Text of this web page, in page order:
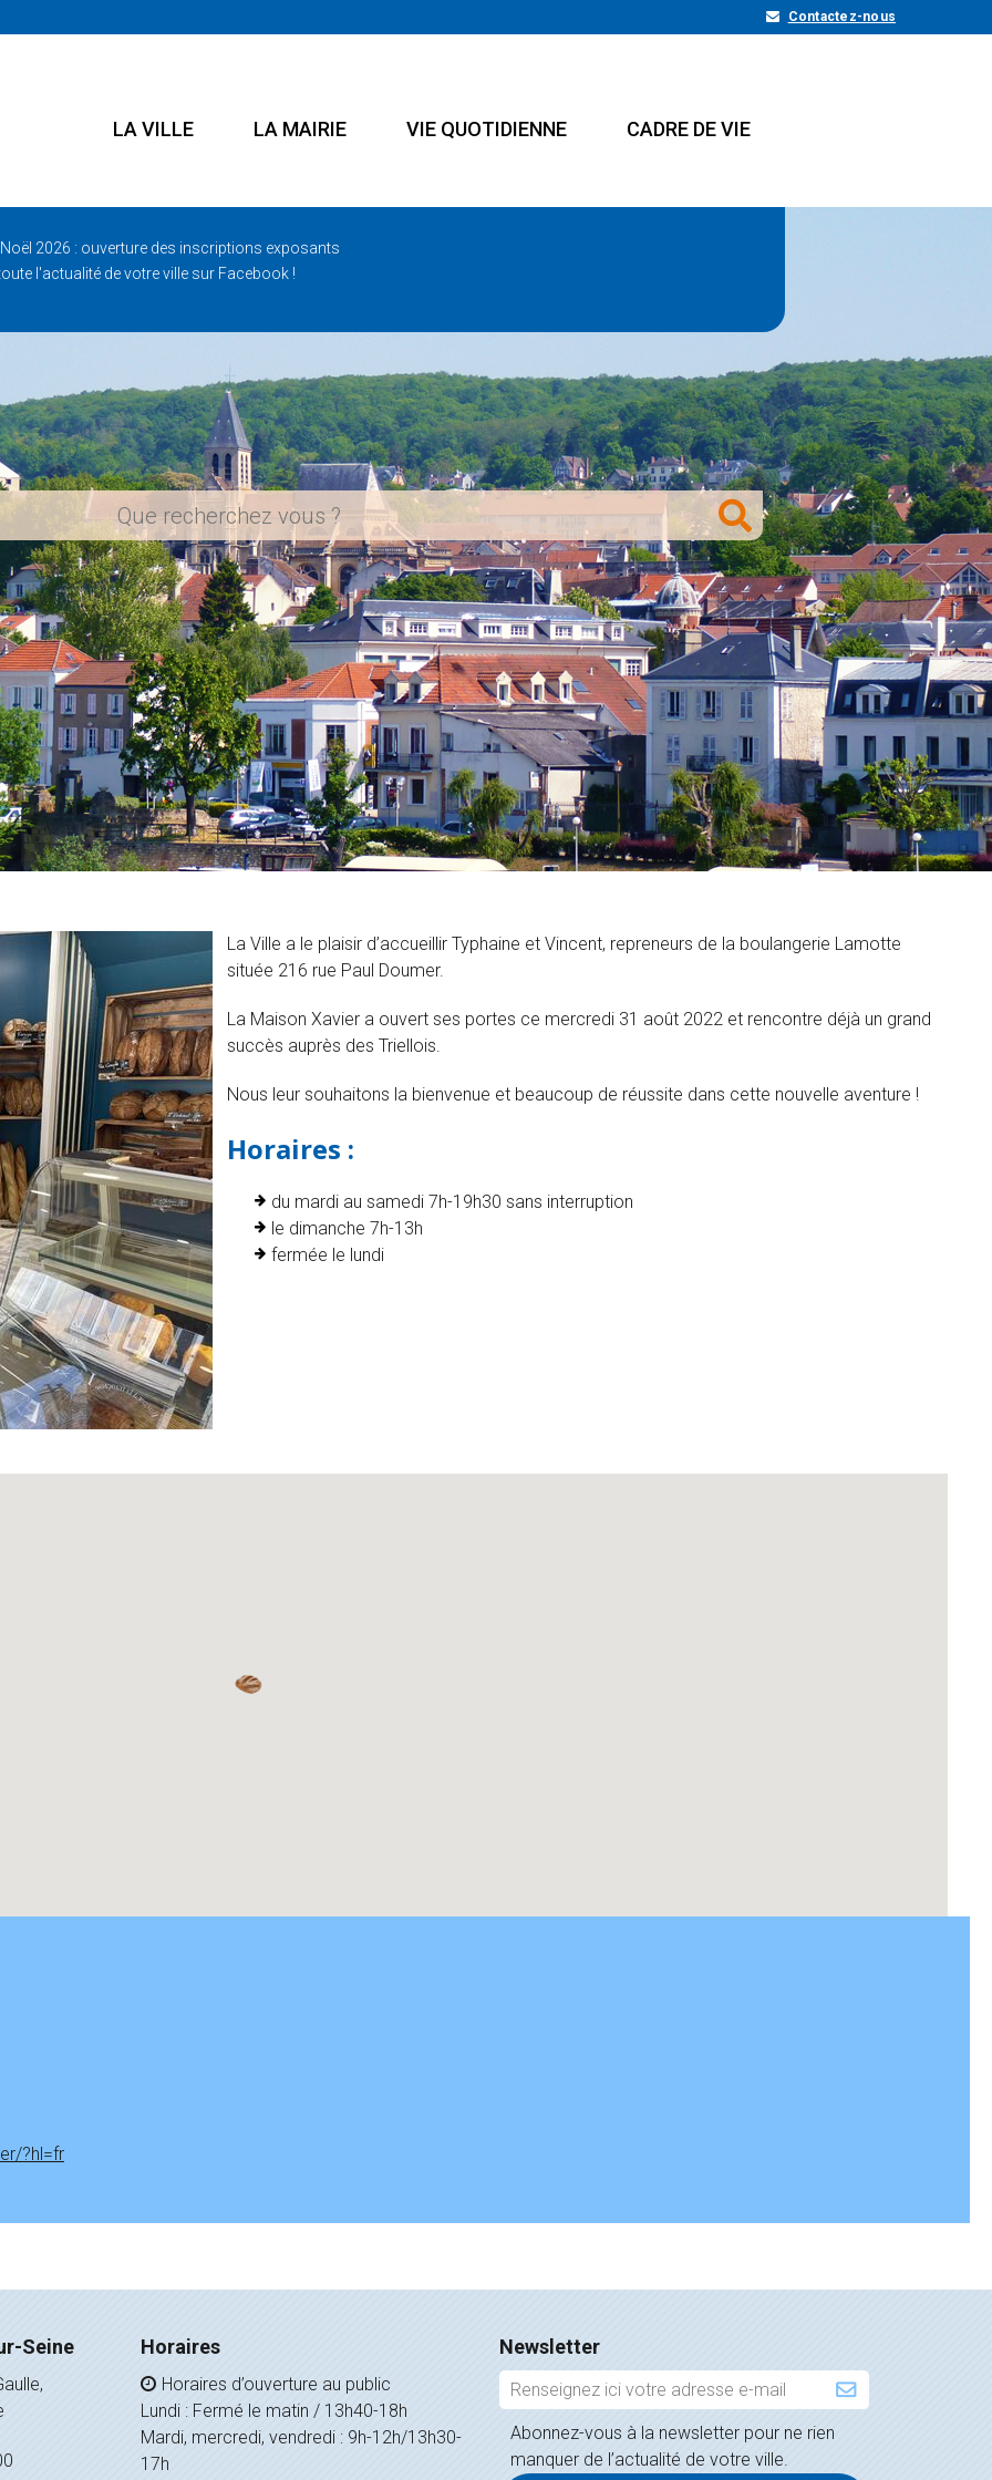
Contactez-nous
LA VILLE LA MAIRIE VIE QUOTIDIENNE CADRE DE VIE
2026 : ouverture des inscriptions exposants
l'actualité de votre ville sur Facebook !
La Ville a le plaisir d’accueillir Typhaine et Vincent, repreneurs de la boulangerie Lamotte
située 216 rue Paul Doumer.
La Maison Xavier a ouvert ses portes ce mercredi 31 août 2022 et rencontre déjà un grand
succès auprès des Triellois.
Nous leur souhaitons la bienvenue et beaucoup de réussite dans cette nouvelle aventure !
Horaires :
du mardi au samedi 7h-19h30 sans interruption
le dimanche 7h-13h
fermée le lundi
?hl=fr
Seine Horaires
Horaires d’ouverture au public
Lundi : Fermé le matin / 13h40-18h
Mardi, mercredi, vendredi : 9h-12h/13h30-
17h
Newsletter
Inscription
à
la
newsletter
Abonnez-vous à la newsletter pour ne rien
manquer de l’actualité de votre ville.